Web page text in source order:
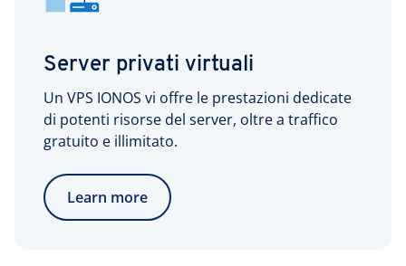
Server privati virtuali
Un VPS IONOS vi offre le prestazioni dedicate
di potenti risorse del server, oltre a traffico
gratuito e illimitato.
Learn more